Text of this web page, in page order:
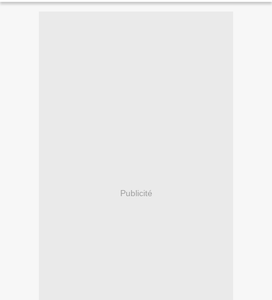
Publicité